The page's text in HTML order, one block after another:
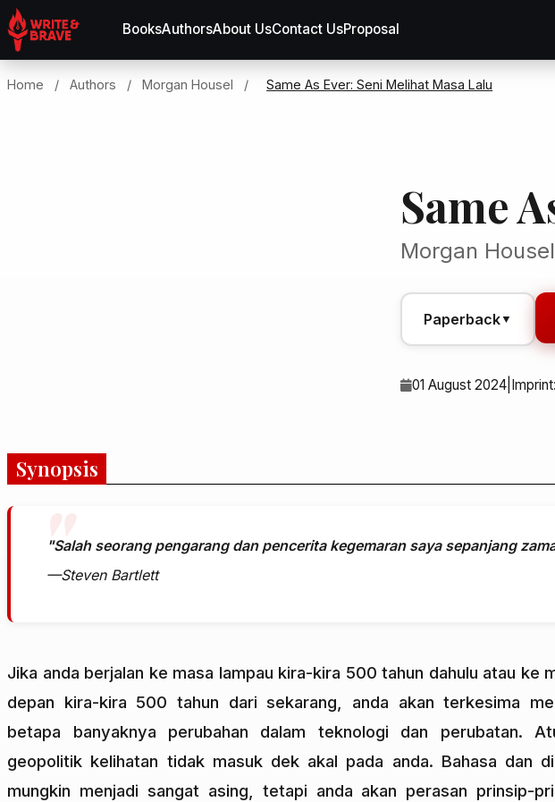
BooksAuthorsAbout UsContact UsProposal
Home / Authors / Morgan Housel / Same As Ever: Seni Melihat Masa Lalu
Same
Morgan Housel
Paperback▼
01 August 2024
Synopsis
"Salah seorang pengarang dan pencerita kegemaran saya sepanjang
—Steven Bartlett
Jika anda berjalan ke masa lampau kira-kira 500 tahun dahulu atau ke
depan kira-kira 500 tahun dari sekarang, anda akan terkesima
betapa banyaknya perubahan dalam teknologi dan perubatan.
geopolitik kelihatan tidak masuk dek akal pada anda. Bahasa dan
mungkin menjadi sangat asing, tetapi anda akan perasan prinsip-